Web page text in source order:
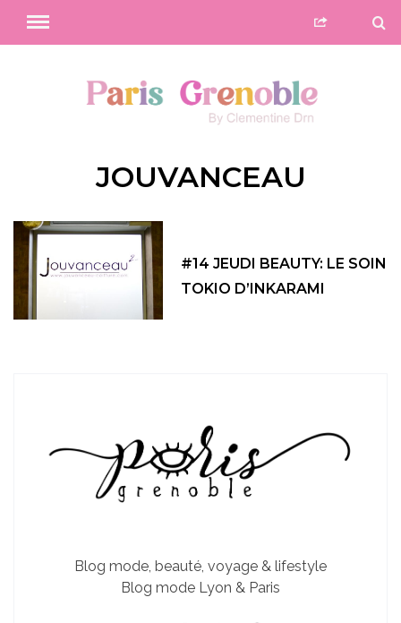
JOUVANCEAU
#14 JEUDI BEAUTY: LE SOIN
TOKIO D’INKARAMI
Blog mode, beauté, voyage & lifestyle
Blog mode Lyon & Paris